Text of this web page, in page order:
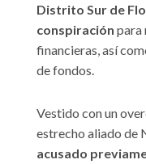
Distrito Sur de
conspiración para
financieras, así
de fondos.
Vestido con un
estrecho aliado de
acusado